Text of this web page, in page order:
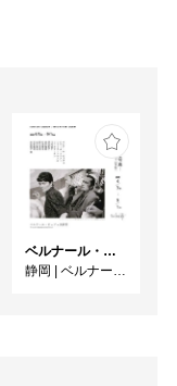
ベルナール・ビュフェと写真 ーカメラがとらえたビュフェとその時代、そして21 世紀へ
静岡 | ベルナール・ビュフェ美術館